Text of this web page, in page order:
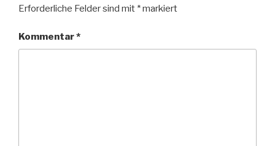
Erforderliche Felder sind mit *markiert
Kommentar*